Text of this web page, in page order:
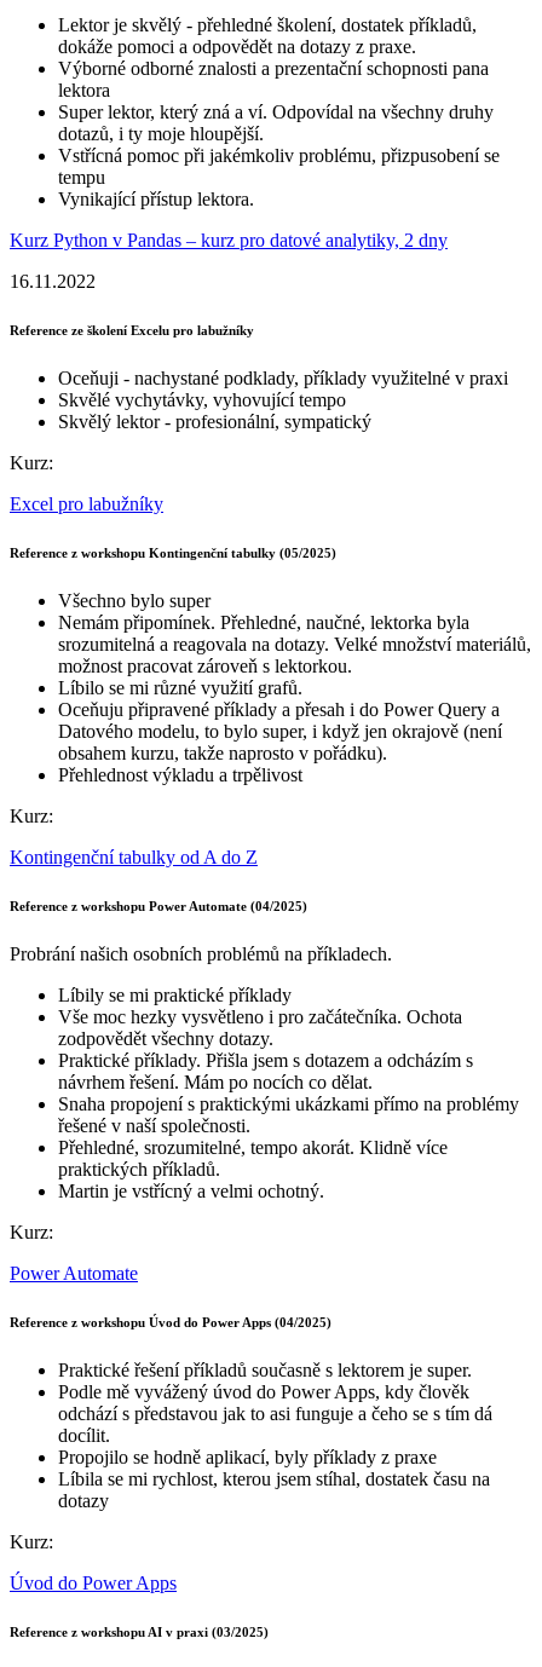
Lektor je skvělý - přehledné školení, dostatek příkladů,
dokáže pomoci a odpovědět na dotazy z praxe.
Výborné odborné znalosti a prezentační schopnosti pana
lektora
Super lektor, který zná a ví. Odpovídal na všechny druhy
dotazů, i ty moje hloupější.
Vstřícná pomoc při jakémkoliv problému, přizpusobení se
tempu
Vynikající přístup lektora.
Kurz Python v Pandas – kurz pro datové analytiky, 2 dny
16.11.2022
Reference ze školení Excelu pro labužníky
Oceňuji - nachystané podklady, příklady využitelné v praxi
Skvělé vychytávky, vyhovující tempo
Skvělý lektor - profesionální, sympatický
Kurz:
Excel pro labužníky
Reference z workshopu Kontingenční tabulky (05/2025)
Všechno bylo super
Nemám připomínek. Přehledné, naučné, lektorka byla
srozumitelná a reagovala na dotazy. Velké množství materiálů,
možnost pracovat zároveň s lektorkou.
Líbilo se mi různé využití grafů.
Oceňuju připravené příklady a přesah i do Power Query a
Datového modelu, to bylo super, i když jen okrajově (není
obsahem kurzu, takže naprosto v pořádku).
Přehlednost výkladu a trpělivost
Kurz:
Kontingenční tabulky od A do Z
Reference z workshopu Power Automate (04/2025)
Probrání našich osobních problémů na příkladech.
Líbily se mi praktické příklady
Vše moc hezky vysvětleno i pro začátečníka. Ochota
zodpovědět všechny dotazy.
Praktické příklady. Přišla jsem s dotazem a odcházím s
návrhem řešení. Mám po nocích co dělat.
Snaha propojení s praktickými ukázkami přímo na problémy
řešené v naší společnosti.
Přehledné, srozumitelné, tempo akorát. Klidně více
praktických příkladů.
Martin je vstřícný a velmi ochotný.
Kurz:
Power Automate
Reference z workshopu Úvod do Power Apps (04/2025)
Praktické řešení příkladů současně s lektorem je super.
Podle mě vyvážený úvod do Power Apps, kdy člověk
odchází s představou jak to asi funguje a čeho se s tím dá
docílit.
Propojilo se hodně aplikací, byly příklady z praxe
Líbila se mi rychlost, kterou jsem stíhal, dostatek času na
dotazy
Kurz:
Úvod do Power Apps
Reference z workshopu AI v praxi (03/2025)